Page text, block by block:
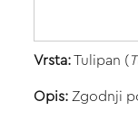
Vrsta:Tulipan (
Opis: Zgodnji